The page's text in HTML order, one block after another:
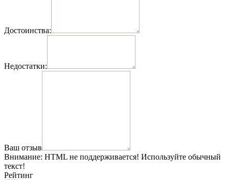
Достоинства:
Недостатки:
Ваш отзыв
Внимание: HTML не поддерживается! Используйте обычный
текст!
Рейтинг